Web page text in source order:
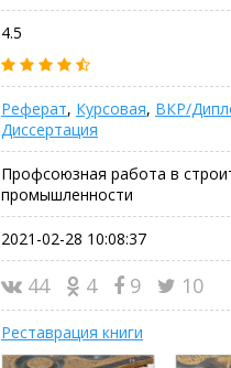
4.5
Реферат, Курсовая, ВКР/
Диссертация
Профсоюзная работа в
промышленности
2021-02-28 10:08:37
44 4 9 10
Реставрация книги